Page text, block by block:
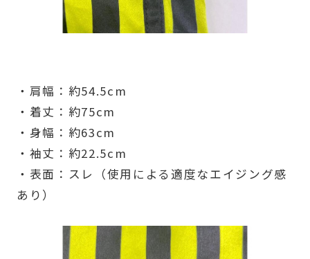
・肩幅：約54.5cm
・着丈：約75cm
・身幅：約63cm
・袖丈：約22.5cm
・表面：スレ（使用による適度なエイジング感
あり）